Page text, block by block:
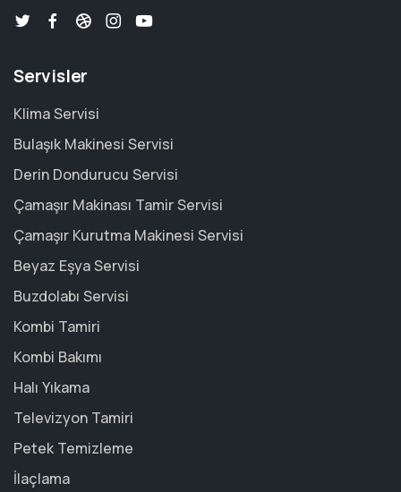
Servisler
Klima Servisi
Bulaşık Makinesi Servisi
Derin Dondurucu Servisi
Çamaşır Makinası Tamir Servisi
Çamaşır Kurutma Makinesi Servisi
Beyaz Eşya Servisi
Buzdolabı Servisi
Kombi Tamiri
Kombi Bakımı
Halı Yıkama
Televizyon Tamiri
Petek Temizleme
İlaçlama